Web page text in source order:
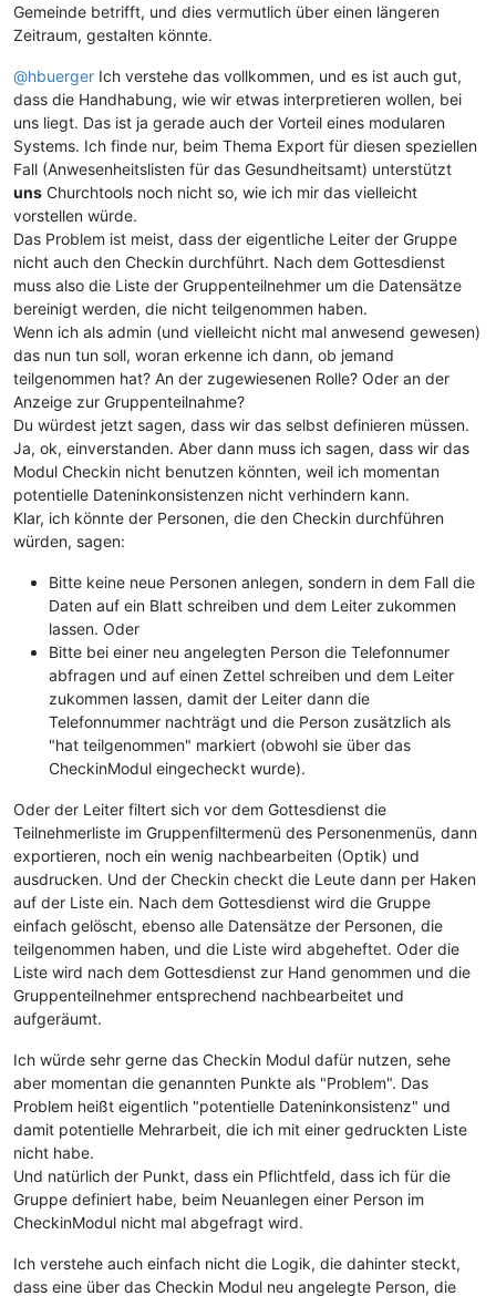
Gemeinde betrifft, und dies vermutlich über einen längeren
Zeitraum, gestalten könnte.
@hbuerger Ich verstehe das vollkommen, und es ist auch gut,
dass die Handhabung, wie wir etwas interpretieren wollen, bei
uns liegt. Das ist ja gerade auch der Vorteil eines modularen
Systems. Ich finde nur, beim Thema Export für diesen speziellen
Fall (Anwesenheitslisten für das Gesundheitsamt) unterstützt
uns Churchtools noch nicht so, wie ich mir das vielleicht
vorstellen würde.
Das Problem ist meist, dass der eigentliche Leiter der Gruppe
nicht auch den Checkin durchführt. Nach dem Gottesdienst
muss also die Liste der Gruppenteilnehmer um die Datensätze
bereinigt werden, die nicht teilgenommen haben.
Wenn ich als admin (und vielleicht nicht mal anwesend gewesen)
das nun tun soll, woran erkenne ich dann, ob jemand
teilgenommen hat? An der zugewiesenen Rolle? Oder an der
Anzeige zur Gruppenteilnahme?
Du würdest jetzt sagen, dass wir das selbst definieren müssen.
Ja, ok, einverstanden. Aber dann muss ich sagen, dass wir das
Modul Checkin nicht benutzen könnten, weil ich momentan
potentielle Dateninkonsistenzen nicht verhindern kann.
Klar, ich könnte der Personen, die den Checkin durchführen
würden, sagen:
Bitte keine neue Personen anlegen, sondern in dem Fall die
Daten auf ein Blatt schreiben und dem Leiter zukommen
lassen. Oder
Bitte bei einer neu angelegten Person die Telefonnumer
abfragen und auf einen Zettel schreiben und dem Leiter
zukommen lassen, damit der Leiter dann die
Telefonnummer nachträgt und die Person zusätzlich als
"hat teilgenommen" markiert (obwohl sie über das
CheckinModul eingecheckt wurde).
Oder der Leiter filtert sich vor dem Gottesdienst die
Teilnehmerliste im Gruppenfiltermenü des Personenmenüs, dann
exportieren, noch ein wenig nachbearbeiten (Optik) und
ausdrucken. Und der Checkin checkt die Leute dann per Haken
auf der Liste ein. Nach dem Gottesdienst wird die Gruppe
einfach gelöscht, ebenso alle Datensätze der Personen, die
teilgenommen haben, und die Liste wird abgeheftet. Oder die
Liste wird nach dem Gottesdienst zur Hand genommen und die
Gruppenteilnehmer entsprechend nachbearbeitet und
aufgeräumt.
Ich würde sehr gerne das Checkin Modul dafür nutzen, sehe
aber momentan die genannten Punkte als "Problem". Das
Problem heißt eigentlich "potentielle Dateninkonsistenz" und
damit potentielle Mehrarbeit, die ich mit einer gedruckten Liste
nicht habe.
Und natürlich der Punkt, dass ein Pflichtfeld, dass ich für die
Gruppe definiert habe, beim Neuanlegen einer Person im
CheckinModul nicht mal abgefragt wird.
Ich verstehe auch einfach nicht die Logik, die dahinter steckt,
dass eine über das Checkin Modul neu angelegte Person, die